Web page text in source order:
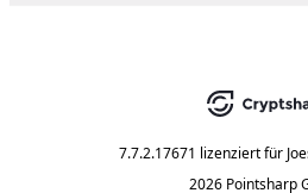
7.7.2.17671 lizenziert für
2026 Pointsharp